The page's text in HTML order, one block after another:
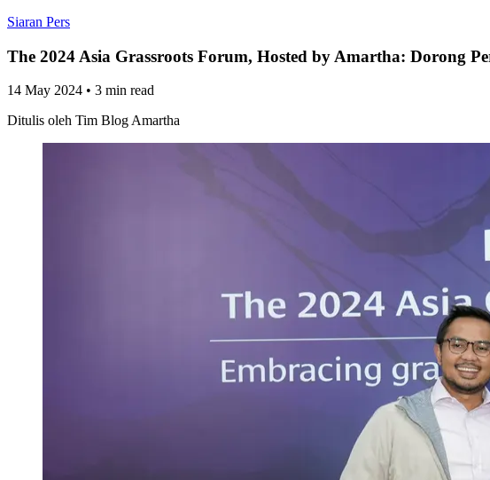
Siaran Pers
The 2024 Asia Grassroots Forum, Hosted by Amartha: Dorong
14 May 2024 • 3 min read
Ditulis oleh Tim Blog Amartha